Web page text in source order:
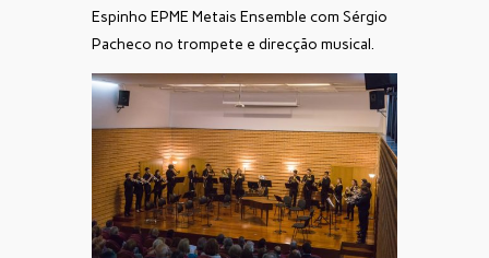
Espinho EPME Metais Ensemble com Sérgio
Pacheco no trompete e direcção musical.